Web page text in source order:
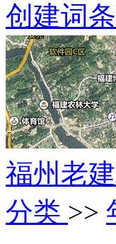
创建词条
福州老
分类 >>